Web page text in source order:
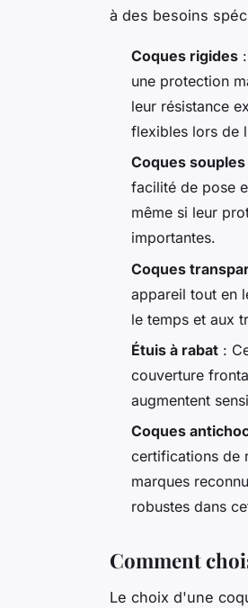
à des besoins
Coques rigides
une protection
leur résistance
flexibles lors de
Coques souples
facilité de pose
même si leur
importantes.
Coques
appareil tout en
le temps et aux
Étuis à rabat :
couverture
augmentent
Coques
certifications de
marques
robustes dans
Comment
Le choix d'une